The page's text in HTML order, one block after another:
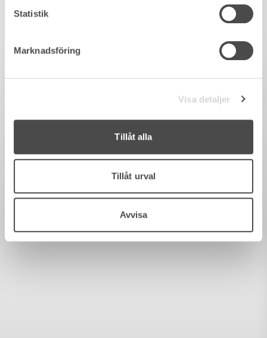
Statistik
Marknadsföring
Visa detaljer
Tillåt alla
Tillåt urval
Avvisa